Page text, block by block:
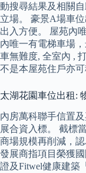
動搜尋結果及相關
立場。 豪景A場車
出入方便。 屋苑內
內唯一有電梯車場
車無難度, 全室內 ,
不是本屋苑住戶亦
太湖花園車位出租:
內房萬科聯手信置
展合資入標。 截標
商場規模再削減，
發展商指項目榮獲
證及Fitwel健康建築